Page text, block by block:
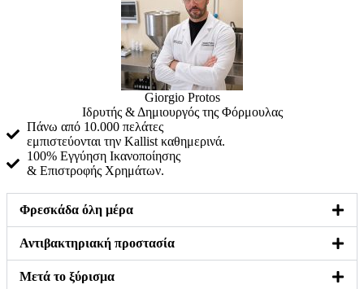
Giorgio Protos
Ιδρυτής & Δημιουργός της Φόρμουλας
Πάνω από 10.000 πελάτες
εμπιστεύονται την Kallist καθημερινά.
100% Εγγύηση Ικανοποίησης
& Επιστροφής Χρημάτων.
Φρεσκάδα όλη μέρα
Αντιβακτηριακή προστασία
Μετά το ξύρισμα